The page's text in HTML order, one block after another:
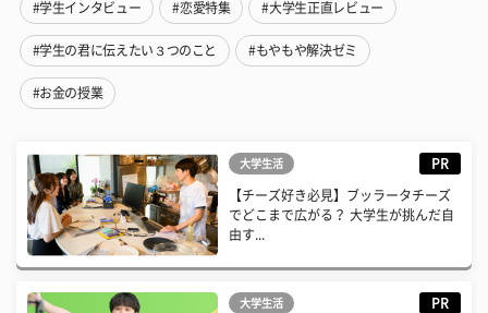
#学生インタビュー #恋愛特集 #大学生正直レビュー
#学生の君に伝えたい３つのこと #もやもや解決ゼミ
#お金の授業
大学生活 PR
【チーズ好き必見】ブッラータチーズ
でどこまで広がる？ 大学生が挑んだ自
由す...
大学生活 PR